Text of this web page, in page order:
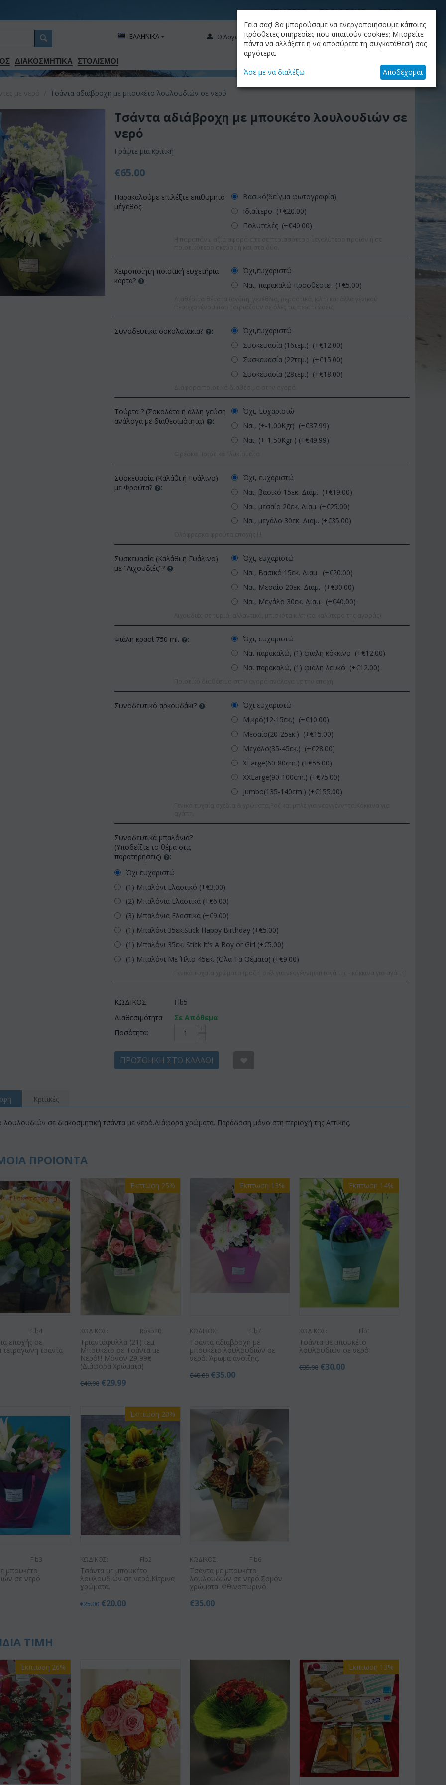
ΚΑΤΑΛΟΓΟΣ ΤΟ BLOG ΜΑΣ ΕΤΑΙΡΙΑ
ΔΙΑΚΟΣΜΗΤΙΚA ΣΤΟΛΙΣΜΟΙ
Ο Λογαριασμός μου
ΕΛΛΗΝΙΚΑ
+30.210.9319884
ΚΑΛΆΘΙ
Το καλάθι είναι άδειο
Τσάντα αδιάβροχη με μπουκέτο λουλουδιών σε νερό
(21) τριαντάφυλλα 60-70 εκ.
(διάφορα χρώμ...
Έκπτωση 11%
ΚΩΔΙΚΟΣ: Afp1
Ορχιδέα φαλαίνοψις σε
γυάλινο βάζο
45.00 39.99
Ποιοτική Γλά...
€65.00
Τσάντα αδιάβροχη με μπουκέτο λουλουδιών σε
νερό
Γράψτε μια κριτική
€65.00
Παρακαλούμε επιλέξτε επιθυμητό
μέγεθος:
Βασικό(δείγμα φωτογραφία)
Ιδιαίτερο (+€20.00)
Πολυτελές (+€40.00)
Χειροποίητη ποιοτική ευχετήρια
κάρτα?
:
Όχι,ευχαριστώ
Ναι, παρακαλώ προσθέστε! (+€5.00)
Συνοδευτικά σοκολατάκια? :
Όχι,ευχαριστώ
Συσκευασία (16τεμ.) (+€12.00)
Συσκευασία (22τεμ.) (+€15.00)
Συσκευασία (28τεμ.) (+€18.00)
Τούρτα ? (Σοκολάτα ή άλλη γεύση
ανάλογα με διαθεσιμότητα)
:
Όχι, Ευχαριστώ
Ναι, (+-1,00Kgr) (+€37.99)
Ναι, (+-1,50Kgr ) (+€49.99)
Συσκευασία (Καλάθι ή Γυάλινο)
με Φρούτα?
:
Όχι, ευχαριστώ
Ναι, βασικό 15εκ. Διάμ. (+€19.00)
Ναι, μεσαίο 20εκ. Διαμ. (+€25.00)
Ναι, μεγάλο 30εκ. Διαμ. (+€35.00)
Συσκευασία (Καλάθι ή Γυάλινο)
με "Λιχουδιές"?
:
Όχι, ευχαριστώ
Ναι, Βασικό 15εκ. Διαμ. (+€20.00)
Ναι, Μεσαίο 20εκ. Διαμ. (+€30.00)
Ναι, Μεγάλο 30εκ. Διαμ. (+€40.00)
Φιάλη κρασί 750 ml. :
Όχι, ευχαριστώ
Ναι παρακαλώ, (1) φιάλη κόκκινο (+€12.00)
Ναι παρακαλώ, (1) φιάλη λευκό (+€12.00)
Συνοδευτικό αρκουδάκι? :
Όχι ευχαριστώ
Μικρό(12-15εκ.) (+€10.00)
Μεσαίο(20-25εκ.) (+€15.00)
Μεγάλο(35-45εκ.) (+€28.00)
XLarge(60-80cm.) (+€55.00)
XXLarge(90-100cm.) (+€75.00)
Jumbo(135-140cm.) (+€155.00)
Συνοδευτικά μπαλόνια?
(Υποδείξτε το θέμα στις
παρατηρήσεις)
:
Όχι ευχαριστώ
(1) Μπαλόνι Ελαστικό (+€3.00)
(2) Μπαλόνια Ελαστικά (+€6.00)
(3) Μπαλόνια Ελαστικά (+€9.00)
(1) Μπαλόνι 35εκ.Stick Happy Birthday (+€5.00)
(1) Μπαλόνι 35εκ. Stick It's A Boy or Girl (+€5.00)
(1) Μπαλόνι Με Ήλιο 45εκ. (Όλα Τα Θέματα) (+€9.00)
ΚΩΔΙΚΟΣ:
Flb5
Διαθεσιμότητα:
Σε Απόθεμα
Ποσότητα:
ΠΡΟΣΘΉΚΗ ΣΤΟ ΚΑΛΆΘΙ
Κριτικές
σε διακοσμητική τσάντα με νερό.Διάφορα χρώματα. Παράδοση μόνο στη περιοχή της Αττικής.
ΠΡΟΙΟΝΤΑ
Flb4
εποχής σε
τετράγωνη τσάντα
Έκπτωση 25%
ΚΩΔΙΚΟΣ: Rosp20
Τριαντάφυλλα (21) τεμ.
Μπουκέτο σε Τσάντα με
Νερό!!! Μόνον 29,99€
(Διάφορα Χρώματα)
€40.00 €29.99
Έκπτωση 13%
ΚΩΔΙΚΟΣ: Flb7
Τσάντα αδιάβροχη με
μπουκέτο λουλουδιών σε
νερό. Άρωμα άνοιξης.
€40.00 €35.00
Έκπτωση 14%
ΚΩΔΙΚΟΣ: Flb1
Τσάντα με μπουκέτο
λουλουδιών σε νερό
€35.00 €30.00
Flb3
μπουκέτο
σε νερό
Έκπτωση 20%
ΚΩΔΙΚΟΣ: Flb2
Τσάντα με μπουκέτο
λουλουδιών σε νερό.Κίτρινα
χρώματα.
€25.00 €20.00
ΚΩΔΙΚΟΣ: Flb6
Τσάντα με μπουκέτο
λουλουδιών σε νερό.Σομόν
χρώματα. Φθινοπωρινό.
€35.00
ΤΙΜΗ
Έκπτωση 26% Έκπτωση 13%
Γεια σας! Θα μπορούσαμε να ενεργοποιήσουμε κάποιες
πρόσθετες υπηρεσίες που απαιτούν cookies; Μπορείτε
πάντα να αλλάξετε ή να αποσύρετε τη συγκατάθεσή σας
αργότερα.
Άσε με να διαλέξω Αποδέχομαι